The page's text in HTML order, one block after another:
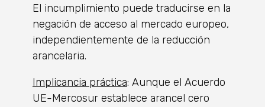
El incumplimiento puede traducirse en la
negación de acceso al mercado europeo,
independientemente de la reducción
arancelaria.
Implicancia práctica: Aunque el Acuerdo
UE-Mercosur establece arancel cero